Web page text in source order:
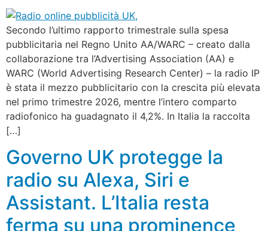
Secondo l’ultimo rapporto trimestrale sulla spesa
pubblicitaria nel Regno Unito AA/WARC – creato dalla
collaborazione tra l’Advertising Association (AA) e
WARC (World Advertising Research Center) – la radio IP
è stata il mezzo pubblicitario con la crescita più elevata
nel primo trimestre 2026, mentre l’intero comparto
radiofonico ha guadagnato il 4,2%. In Italia la raccolta
[…]
Governo UK protegge la
radio su Alexa, Siri e
Assistant. L’Italia resta
ferma su una prominence